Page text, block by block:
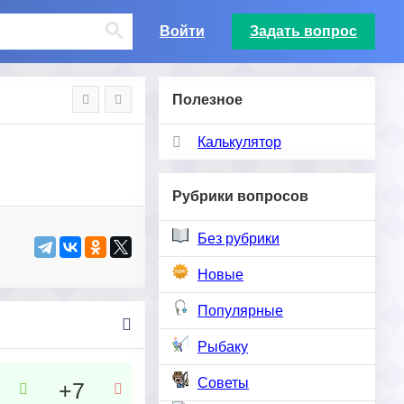
Войти Задать вопрос
Полезное
Калькулятор
Рубрики вопросов
Без рубрики
Новые
Популярные
Рыбаку
Советы
+7